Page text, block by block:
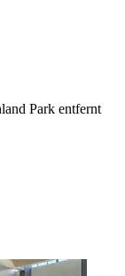
Park entfernt